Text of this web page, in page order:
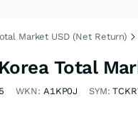
Market USD (Net Return)
Total
WKN: A1KP0J SYM: